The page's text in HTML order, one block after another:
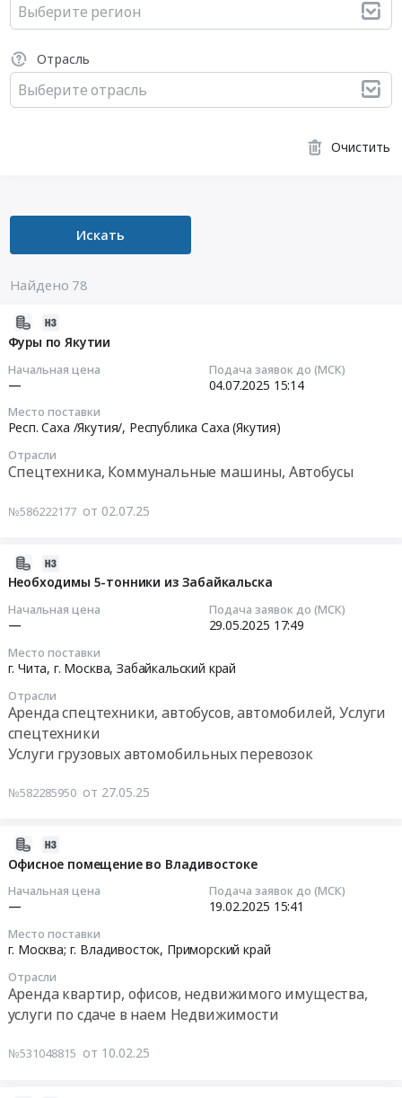
Выберите регион
Отрасль
Выберите отрасль
Очистить
Искать
Найдено 78
Фуры по Якутии
Начальная цена
—
Подача заявок до (МСК)
04.07.2025 15:14
Место поставки
Респ. Саха /Якутия/, Республика Саха (Якутия)
Отрасли
Спецтехника, Коммунальные машины, Автобусы
№586222177 от 02.07.25
,
Необходимы 5-тонники из Забайкальска
Начальная цена
—
Подача заявок до (МСК)
29.05.2025 17:49
Место поставки
г. Чита, г. Москва,Забайкальский край
Отрасли
Аренда спецтехники, автобусов, автомобилей, Услуги
спецтехники
Услуги грузовых автомобильных перевозок
№582285950 от 27.05.25
Офисное помещение во Владивостоке
Начальная цена
—
Подача заявок до (МСК)
19.02.2025 15:41
Место поставки
г. Москва; г. Владивосток, Приморский край
Отрасли
Аренда квартир, офисов, недвижимого имущества,
услуги по сдаче в наем Недвижимости
№531048815 от 10.02.25